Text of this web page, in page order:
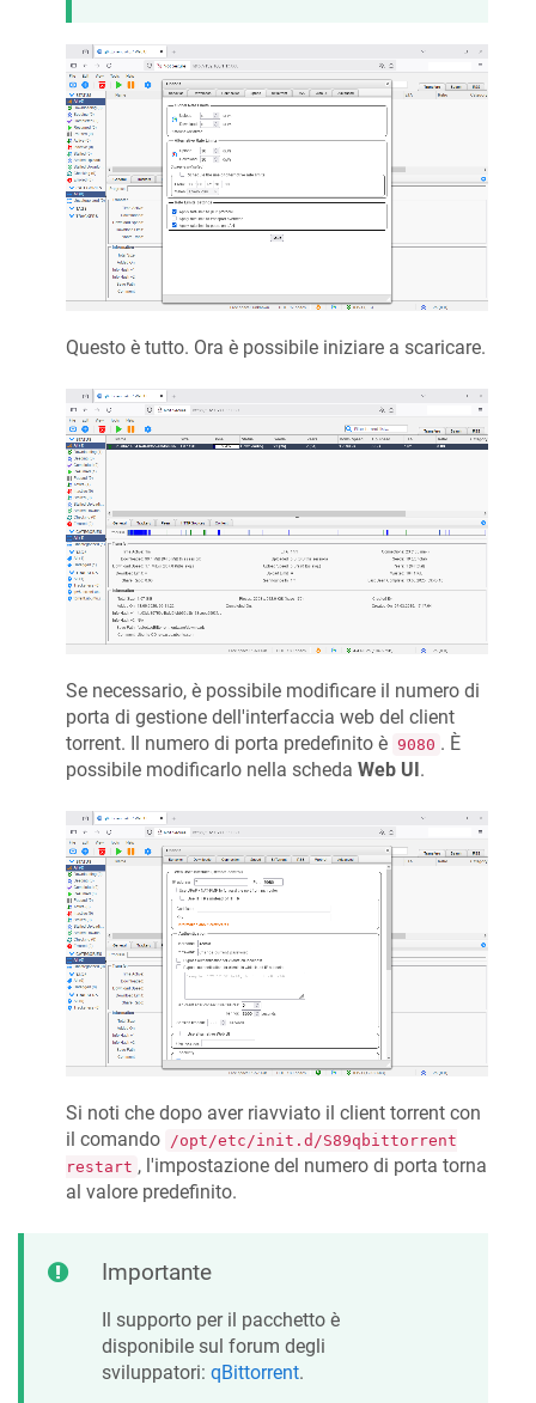
Questo è tutto. Ora è possibile iniziare a scaricare.
Se necessario, è possibile modificare il numero di
porta di gestione dell'interfaccia web del client
torrent. Il numero di porta predefinito è 9080 . È
possibile modificarlo nella scheda Web UI .
Si noti che dopo aver riavviato il client torrent con
il comando /opt/etc/init.d/S89qbittorrent
restart , l'impostazione del numero di porta torna
al valore predefinito.
Importante
Il supporto per il pacchetto è
disponibile sul forum degli
sviluppatori: qBittorrent.